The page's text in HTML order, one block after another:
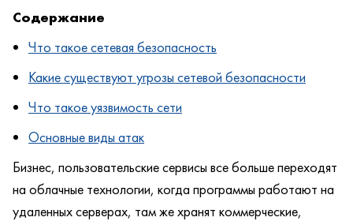
Содержание
Что такое сетевая безопасность
Какие существуют угрозы сетевой безопасности
Что такое уязвимость сети
Основные виды атак
Бизнес, пользовательские сервисы все больше переходят
на облачные технологии, когда программы работают на
удаленных серверах, там же хранят коммерческие,